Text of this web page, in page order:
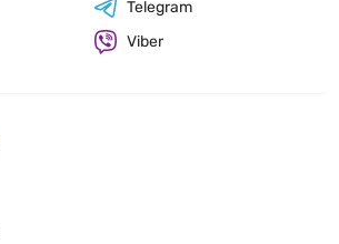
Telegram
Viber